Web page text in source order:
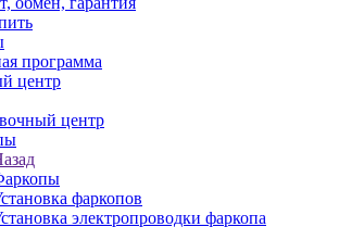
программа
центр
центр
фаркопов
электропроводки фаркопа